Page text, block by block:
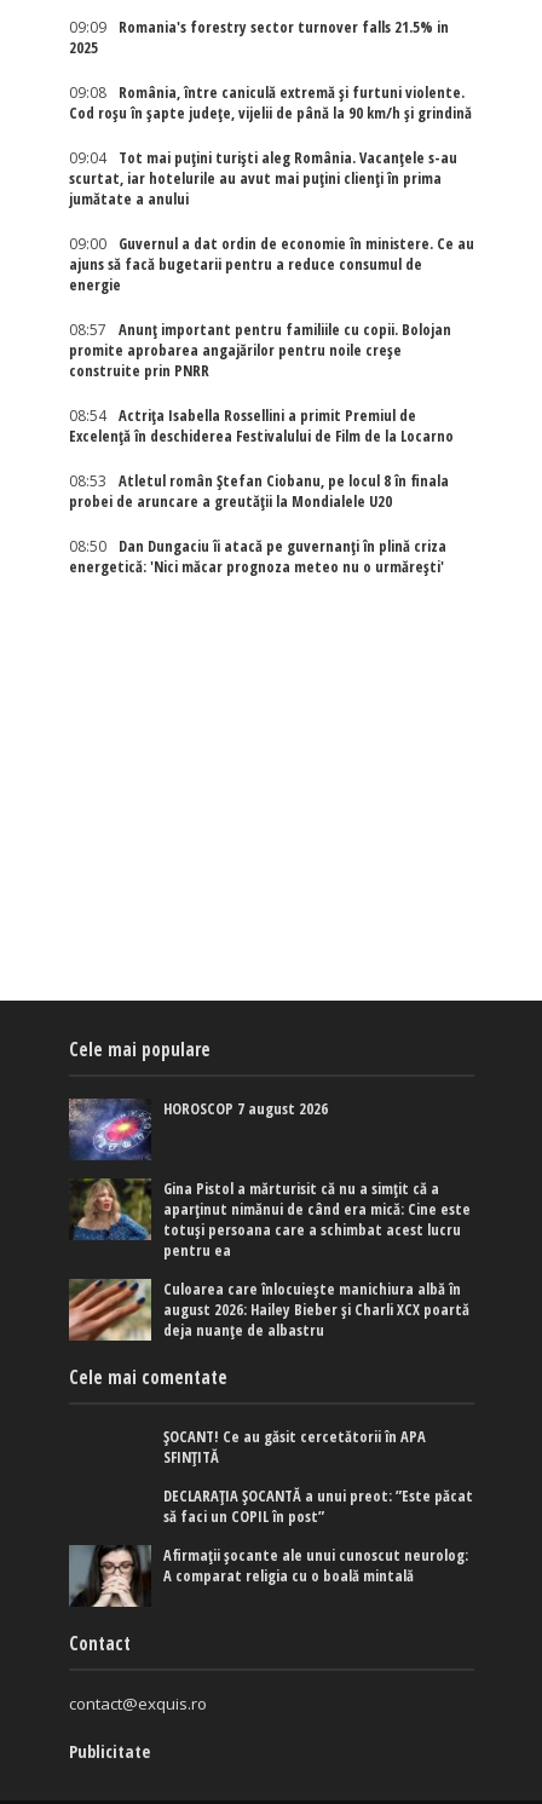
09:09
Romania's forestry sector turnover falls 21.5% in
2025
09:08
România, între caniculă extremă și furtuni violente.
Cod roșu în șapte județe, vijelii de până la 90 km/h și grindină
09:04
Tot mai puțini turiști aleg România. Vacanțele s-au
scurtat, iar hotelurile au avut mai puțini clienți în prima
jumătate a anului
09:00
Guvernul a dat ordin de economie în ministere. Ce au
ajuns să facă bugetarii pentru a reduce consumul de
energie
08:57
Anunț important pentru familiile cu copii. Bolojan
promite aprobarea angajărilor pentru noile creșe
construite prin PNRR
08:54
Actriţa Isabella Rossellini a primit Premiul de
Excelenţă în deschiderea Festivalului de Film de la Locarno
08:53
Atletul român Ștefan Ciobanu, pe locul 8 în finala
probei de aruncare a greutății la Mondialele U20
08:50
Dan Dungaciu îi atacă pe guvernanți în plină criza
energetică: 'Nici măcar prognoza meteo nu o urmărești'
Cele mai populare
HOROSCOP 7 august 2026
Gina Pistol a mărturisit că nu a simțit că a
aparținut nimănui de când era mică: Cine este
totuși persoana care a schimbat acest lucru
pentru ea
Culoarea care înlocuiește manichiura albă în
august 2026: Hailey Bieber și Charli XCX poartă
deja nuanțe de albastru
Cele mai comentate
ȘOCANT! Ce au găsit cercetătorii în APA
SFINȚITĂ
DECLARAȚIA ȘOCANTĂ a unui preot: ”Este păcat
să faci un COPIL în post”
Afirmaţii şocante ale unui cunoscut neurolog:
A comparat religia cu o boală mintală
Contact
contact@exquis.ro
Publicitate